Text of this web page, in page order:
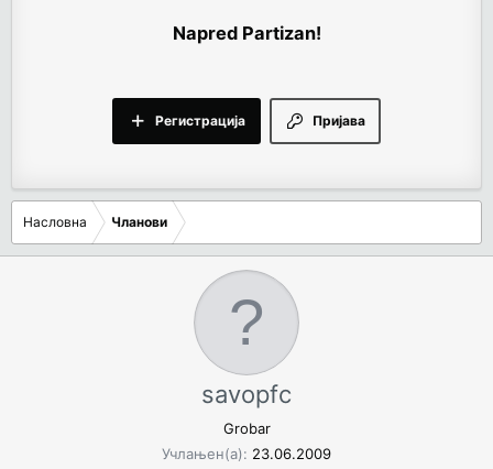
Napred Partizan!
Пријава
Регистрација
Насловна Чланови
savopfc
Grobar
Учлањен(а)
23.06.2009